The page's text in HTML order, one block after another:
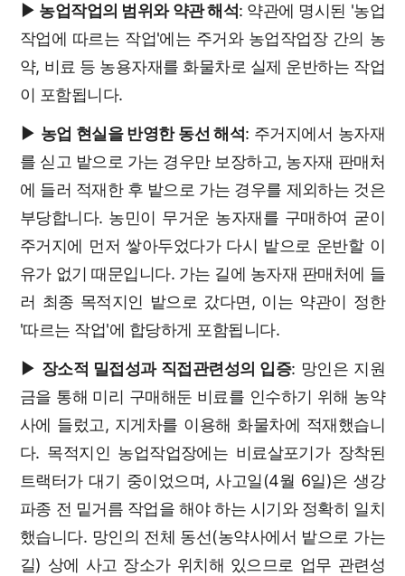
▶ 농업작업의 범위와 약관 해석: 약관에 명시된 '농업
작업에 따르는 작업'에는 주거와 농업작업장 간의 농
약, 비료 등 농용자재를 화물차로 실제 운반하는 작업
이 포함됩니다.
▶ 농업 현실을 반영한 동선 해석: 주거지에서 농자재
를 싣고 밭으로 가는 경우만 보장하고, 농자재 판매처
에 들러 적재한 후 밭으로 가는 경우를 제외하는 것은
부당합니다. 농민이 무거운 농자재를 구매하여 굳이
주거지에 먼저 쌓아두었다가 다시 밭으로 운반할 이
유가 없기 때문입니다. 가는 길에 농자재 판매처에 들
러 최종 목적지인 밭으로 갔다면, 이는 약관이 정한
'따르는 작업'에 합당하게 포함됩니다.
▶ 장소적 밀접성과 직접관련성의 입증: 망인은 지원
금을 통해 미리 구매해둔 비료를 인수하기 위해 농약
사에 들렀고, 지게차를 이용해 화물차에 적재했습니
다. 목적지인 농업작업장에는 비료살포기가 장착된
트랙터가 대기 중이었으며, 사고일(4월 6일)은 생강
파종 전 밑거름 작업을 해야 하는 시기와 정확히 일치
했습니다. 망인의 전체 동선(농약사에서 밭으로 가는
길) 상에 사고 장소가 위치해 있으므로 업무 관련성